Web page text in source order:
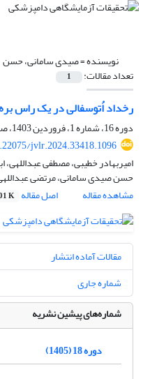
نویسنده =صیدی سامانی، حسن
تعداد مقالات: 1
رخداد اُتوسفالی در یک راس
دوره 16، شماره 1، فروردین 1403، صفحه
jvlr.2024.33418.1096
امیربهادر خطیبی، مصطفی
حسن صیدی سامانی، مرتضی
مشاهده مقاله
اصل مقاله K
مقالات آماده انتشار
شماره جاری
شماره‌های پیشین نشریه
دوره 18 (1405)